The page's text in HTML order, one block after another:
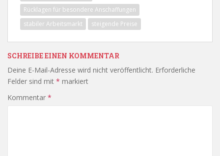
Rücklagen für besondere Anschaffungen
stabiler Arbeitsmarkt
steigende Preise
SCHREIBE EINEN KOMMENTAR
Deine E-Mail-Adresse wird nicht veröffentlicht. Erforderliche
Felder sind mit * markiert
Kommentar *